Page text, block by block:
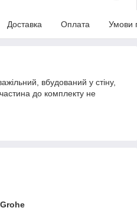
Доставка Оплата Умови
вбудований у стіну,
до комплекту не
Grohe